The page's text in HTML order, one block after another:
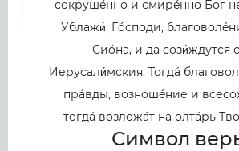
сокрушéнно и смирéнно Бог
Ублажи́, Гóсподи,
Сиóна, и да сози́ждутся
Иерусали́мския. Тогдá
прáвды, возношéние и
тогдá возложáт на олтáрь
Символ